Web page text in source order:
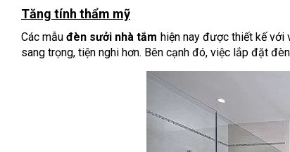
Tăng tính thẩm mỹ
Các mẫuđèn sưởi nhà tắm hiện nay được thiết kế với
sang trọng, tiện nghi hơn. Bên cạnh đó, việc lắp đặt